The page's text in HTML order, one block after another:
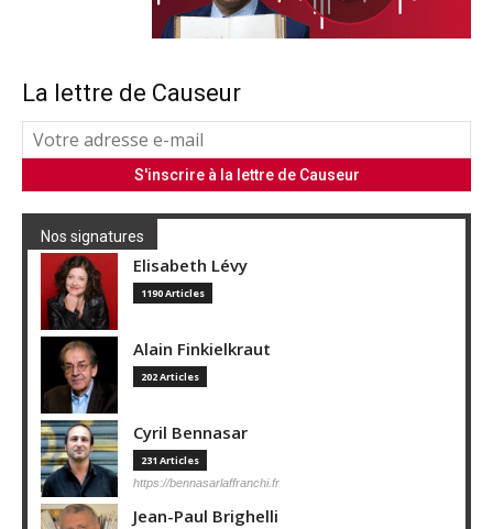
La lettre de Causeur
Nos signatures
Elisabeth Lévy
1190 Articles
Alain Finkielkraut
202 Articles
Cyril Bennasar
231 Articles
https://bennasarlaffranchi.fr
Jean-Paul Brighelli